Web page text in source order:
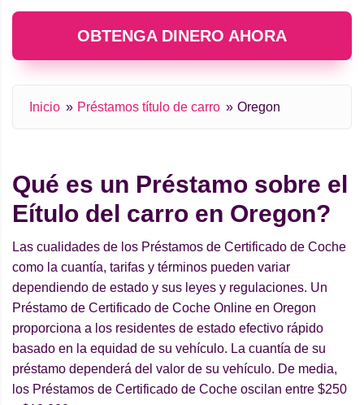
OBTENGA DINERO AHORA
Inicio Préstamos título de carro Oregon
Qué es un Préstamo sobre el
Еítulo del carro en Oregon?
Las cualidades de los Préstamos de Certificado de Coche
como la cuantía, tarifas y términos pueden variar
dependiendo de estado y sus leyes y regulaciones. Un
Préstamo de Certificado de Coche Online en Oregon
proporciona a los residentes de estado efectivo rápido
basado en la equidad de su vehículo. La cuantía de su
préstamo dependerá del valor de su vehículo. De media,
los Préstamos de Certificado de Coche oscilan entre $250